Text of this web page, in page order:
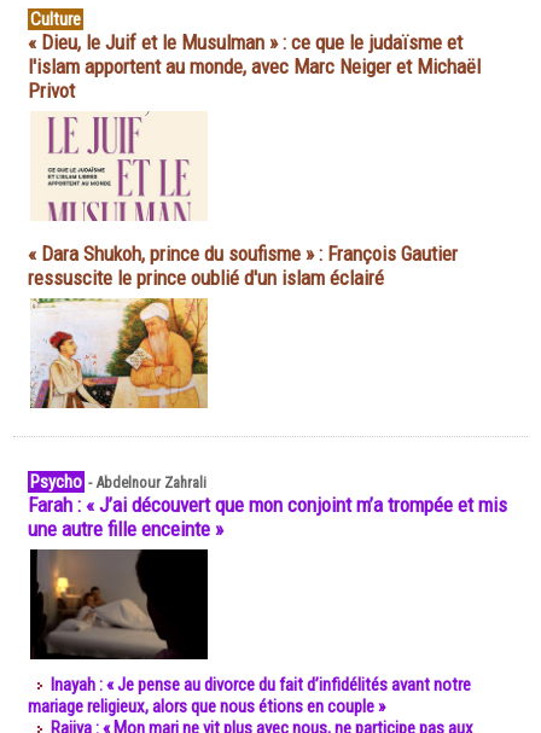
Culture
« Dieu, le Juif et le Musulman » : ce que le judaïsme et
l'islam apportent au monde, avec Marc Neiger et Michaël
Privot
« Dara Shukoh, prince du soufisme » : François Gautier
ressuscite le prince oublié d'un islam éclairé
Psycho -Abdelnour Zahrali
Farah : « J’ai découvert que mon conjoint m’a trompée et mis
une autre fille enceinte »
Inayah : « Je pense au divorce du fait d’infidélités avant notre
mariage religieux, alors que nous étions en couple »
Rajiya : « Mon mari ne vit plus avec nous, ne participe pas aux